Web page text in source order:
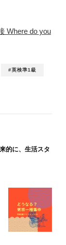
Where do you
#英検準1級
的に、生活スタ